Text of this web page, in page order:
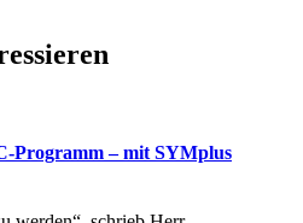
Programm – mit SYMplus